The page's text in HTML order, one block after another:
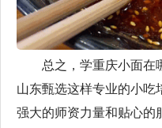
总之，学重庆小面在
山东甄选这样专业的小吃
强大的师资力量和贴心的